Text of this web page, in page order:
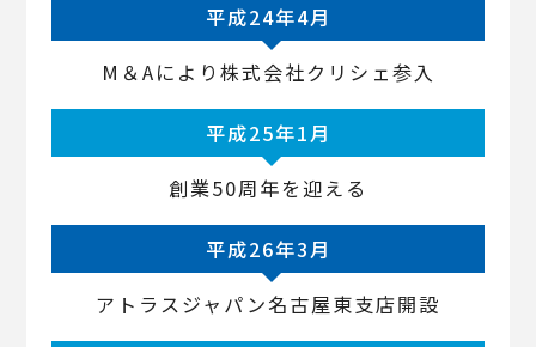
平成24年4月
M＆Aにより株式会社クリシェ参入
平成25年1月
創業50周年を迎える
平成26年3月
アトラスジャパン名古屋東支店開設